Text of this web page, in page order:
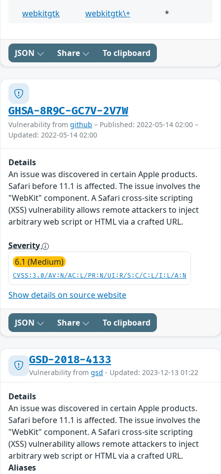
webkitgtk
webkitgtk\+ *
JSON Share To clipboard
GHSA-8R9C-GC7V-2V7W
Vulnerability from github – Published: 2022-05-14 02:00 –
Updated: 2022-05-14 02:00
Details
An issue was discovered in certain Apple products.
Safari before 11.1 is affected. The issue involves the
"WebKit" component. A Safari cross-site scripting
(XSS) vulnerability allows remote attackers to inject
arbitrary web script or HTML via a crafted URL.
Severity
6.1 (Medium)
CVSS:3.0/AV:N/AC:L/PR:N/UI:R/S:C/C:L/I:L/A:N
Show details on source website
JSON Share To clipboard
GSD-2018-4133
Vulnerability from gsd - Updated: 2023-12-13 01:22
Details
An issue was discovered in certain Apple products.
Safari before 11.1 is affected. The issue involves the
"WebKit" component. A Safari cross-site scripting
(XSS) vulnerability allows remote attackers to inject
arbitrary web script or HTML via a crafted URL.
Aliases